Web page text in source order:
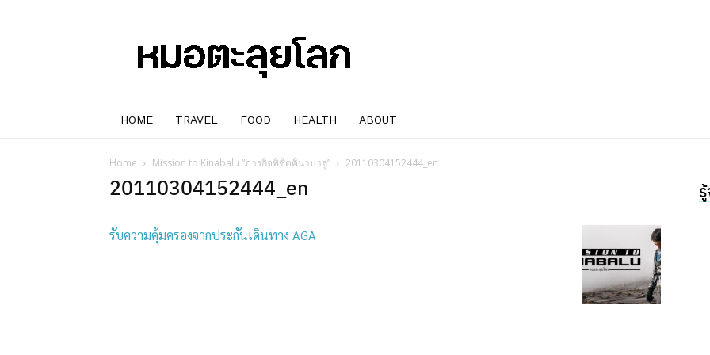
ตะลุย
โลก
HOME TRAVEL FOOD HEALTH ABOUT
Home Mission to Kinabalu “ภารกิจพิชิตคินาบาลู” 20110304152444_en
20110304152444_en
รับความคุ้มครองจากประกันเดินทาง AGA